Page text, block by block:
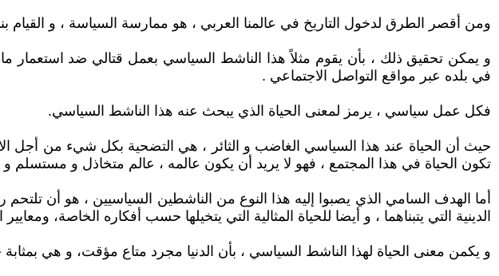
ومن أقصر الطرق لدخول التاريخ في عالمنا العربي ، هو ممارسة السياسة ، و
و يمكن تحقيق ذلك ، بأن يقوم مثلاً هذا الناشط السياسي بعمل قتالي ضد
في بلده عبر مواقع التواصل الاجتماعي .
فكل عمل سياسي ، يرمز لمعنى الحياة الذي يبحث عنه هذا الناشط السياسي.
حيث أن الحياة عند هذا السياسي الغاضب و الثائر ، هي التضحية بكل شيء من أجل
تكون الحياة في هذا المجتمع ، فهو لا يريد أن يكون عالمه ، عالم متخاذل و مستسلم و
أما الهدف السامي الذي يصبوا إليه هذا النوع من الناشطين السياسيين ، هو أن
الدينية التي يتبناهما ، و أيضا للحياة المثالية التي يتخيلها حسب أفكاره الخاصة،
و يكمن معنى الحياة لهذا الناشط السياسي ، بأن الدنيا مجرد متاع مؤقت، و هي